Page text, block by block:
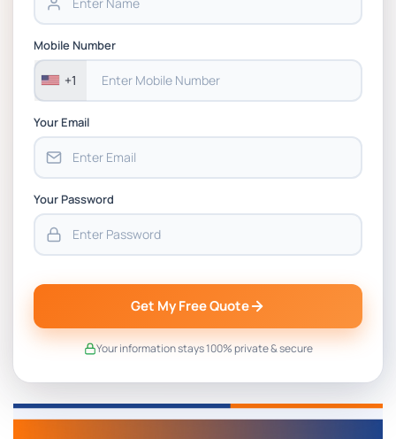
Assessment 1, 2026 | Open Polytechnic
Mobile Number
+1
Your Email
Your Password
Get My Free Quote
Your information stays 100% private & secure